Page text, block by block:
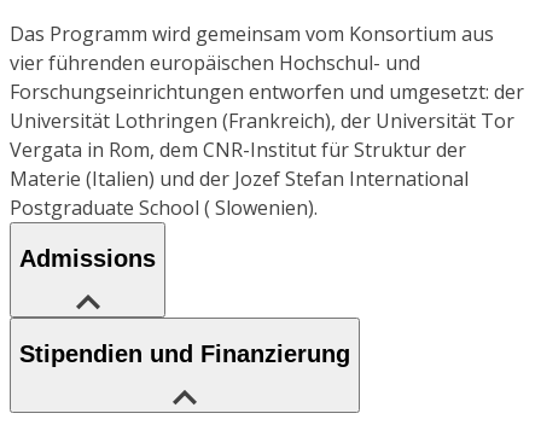
Das Programm wird gemeinsam vom Konsortium aus
vier führenden europäischen Hochschul- und
Forschungseinrichtungen entworfen und umgesetzt: der
Universität Lothringen (Frankreich), der Universität Tor
Vergata in Rom, dem CNR-Institut für Struktur der
Materie (Italien) und der Jozef Stefan International
Postgraduate School ( Slowenien).
Admissions
Stipendien und Finanzierung